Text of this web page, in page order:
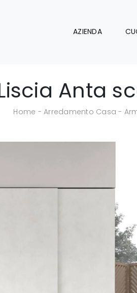
AZIENDA
Anta
Home -Arredamento Casa -